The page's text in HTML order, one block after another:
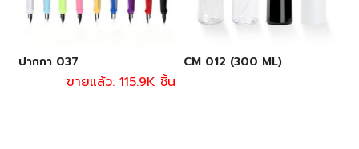
ปากกา 037
ขายแล้ว: 115.9K ชิ้น
CM 012 (300 ML)